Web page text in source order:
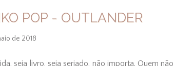
POP - OUTLANDER
de 2018
seja livro, seja seriado, não importa. Quem não